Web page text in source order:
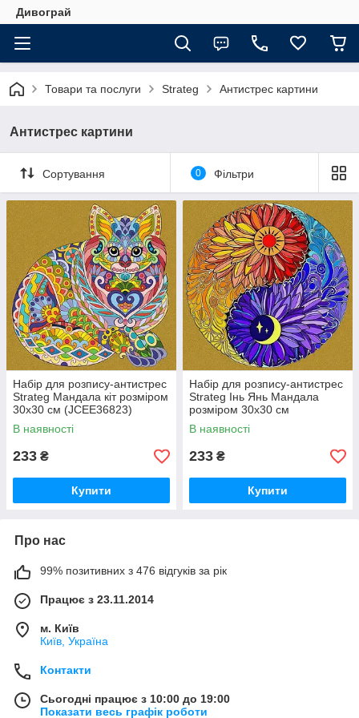
Дивограй
Товари та послуги Strateg Антистрес картини
Антистрес картини
Сортування 0 Фільтри
Набір для розпису-антистрес
Strateg Мандала кіт розміром
30х30 см (JCEE36823)
В наявності
233 ₴
Купити
Набір для розпису-антистрес
Strateg Інь Янь Мандала
розміром 30х30 см
(JCEE36809)
В наявності
233 ₴
Купити
Про нас
99% позитивних з 476 відгуків за рік
Працює з 23.11.2014
м. Київ
Київ, Україна
Контакти
Сьогодні працює з 10:00 до 19:00
Показати весь графік роботи